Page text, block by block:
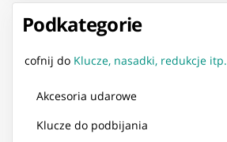
Podkategorie
cofnij do Klucze, nasadki, redukcje itp.
Akcesoria udarowe
Klucze do podbijania